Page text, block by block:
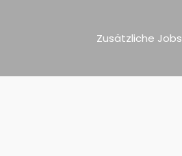
Zusätzliche Jobs